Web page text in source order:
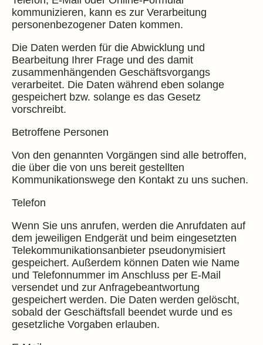
kommunizieren, kann es zur Verarbeitung
personenbezogener Daten kommen.
Die Daten werden für die Abwicklung und
Bearbeitung Ihrer Frage und des damit
zusammenhängenden Geschäftsvorgangs
verarbeitet. Die Daten während eben solange
gespeichert bzw. solange es das Gesetz
vorschreibt.
Betroffene Personen
Von den genannten Vorgängen sind alle betroffen,
die über die von uns bereit gestellten
Kommunikationswege den Kontakt zu uns suchen.
Telefon
Wenn Sie uns anrufen, werden die Anrufdaten auf
dem jeweiligen Endgerät und beim eingesetzten
Telekommunikationsanbieter pseudonymisiert
gespeichert. Außerdem können Daten wie Name
und Telefonnummer im Anschluss per E-Mail
versendet und zur Anfragebeantwortung
gespeichert werden. Die Daten werden gelöscht,
sobald der Geschäftsfall beendet wurde und es
gesetzliche Vorgaben erlauben.